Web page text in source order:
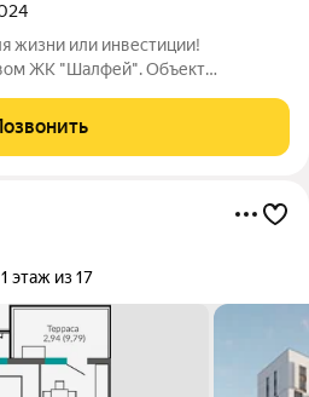
жизни или инвестиции!
ЖК "Шалфей". Объект
и перспективы развития района.
1 этаж из 17